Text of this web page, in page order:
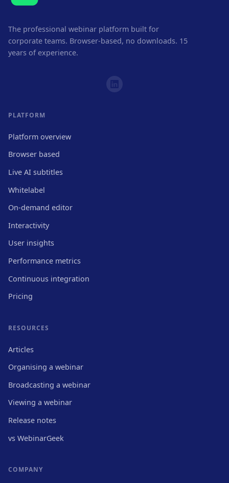
The professional webinar platform built for
corporate teams. Browser-based, no downloads. 15
years of experience.
PLATFORM
Platform overview
Browser based
Live AI subtitles
Whitelabel
On-demand editor
Interactivity
User insights
Performance metrics
Continuous integration
Pricing
RESOURCES
Articles
Organising a webinar
Broadcasting a webinar
Viewing a webinar
Release notes
vs WebinarGeek
COMPANY